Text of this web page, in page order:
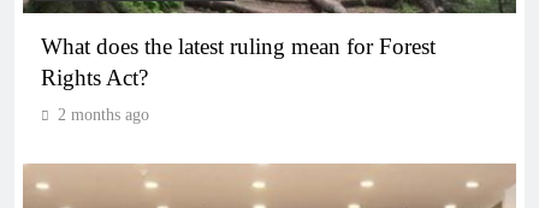
What does the latest ruling mean for Forest
Rights Act?
2 months ago